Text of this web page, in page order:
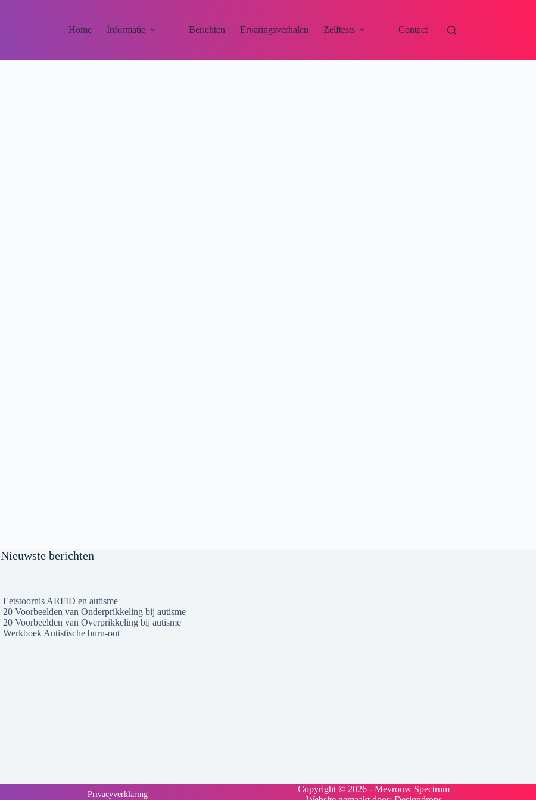
Home Informatie Berichten Ervaringsverhalen Zelftests Contact
Nieuwste berichten
Eetstoornis ARFID en autisme
20 Voorbeelden van Onderprikkeling bij autisme
20 Voorbeelden van Overprikkeling bij autisme
Werkboek Autistische burn-out
Privacyverklaring
Copyright © 2026 - Mevrouw Spectrum